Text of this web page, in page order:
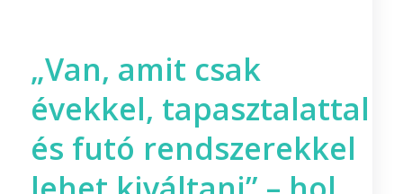
„Van, amit csak
évekkel, tapasztalattal
és futó rendszerekkel